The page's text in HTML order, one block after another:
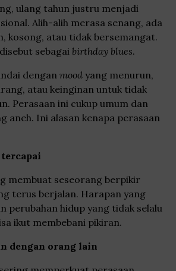
ulang tahun justru menjadi
Alih-alih merasa senang, ada
kosong, atau tidak bersemangat.
sebagai birthday blues.
dengan mood yang menurun,
atau keinginan untuk tidak
Perasaan ini cukup umum dan
aneh. Ini alasan kenapa perasaan
membuat seseorang berpikir
terus berjalan. Harapan yang
perubahan hidup yang tidak selalu
ikut membebani pikiran.
dengan orang lain